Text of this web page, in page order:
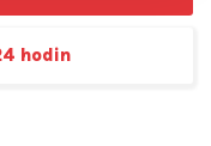
hodin